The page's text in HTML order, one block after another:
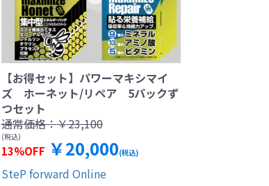
【お得セット】パワーマキシマイ
ズ ホーネット/リペア 5パックず
つセット
通常価格：￥23,100
(税込)
13%OFF ￥20,000(税込)
SteP forward Online